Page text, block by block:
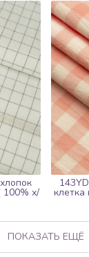
100% х/ клетка
ПОКАЗАТЬ ЕЩЁ